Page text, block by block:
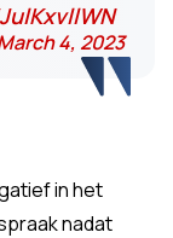
4, 2023
in het
nadat